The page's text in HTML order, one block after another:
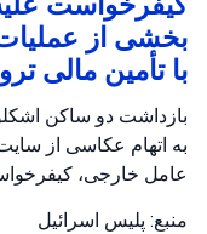
بخشی از
با تأمین مالی
بازداشت دو ساکن
به اتهام عکاسی از
عامل خارجی،
منبع: پلیس اسرائیل